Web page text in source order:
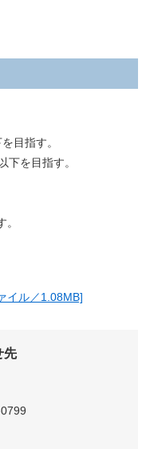
目指す。
を目指す。
イル／1.08MB]
先